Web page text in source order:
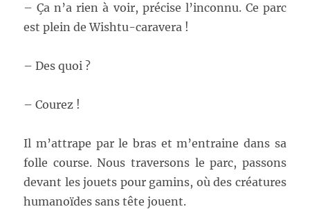
– Ça n’a rien à voir, précise l’inconnu. Ce parc
est plein de Wishtu-caravera !
– Des quoi ?
– Courez !
Il m’attrape par le bras et m’entraine dans sa
folle course. Nous traversons le parc, passons
devant les jouets pour gamins, où des créatures
humanoïdes sans tête jouent.